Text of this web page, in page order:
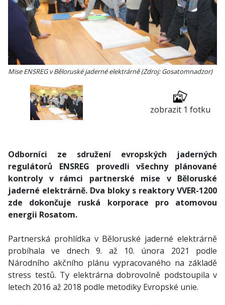
Mise ENSREG v Běloruské jaderné elektrárně (Zdroj: Gosatomnadzor)
zobrazit 1 fotku
Odborníci ze sdružení evropských jaderných
regulátorů ENSREG provedli všechny plánované
kontroly v rámci partnerské mise v Běloruské
jaderné elektrárně. Dva bloky s reaktory VVER-1200
zde dokončuje ruská korporace pro atomovou
energii Rosatom.
Partnerská prohlídka v Běloruské jaderné elektrárně
probíhala ve dnech 9. až 10. února 2021 podle
Národního akčního plánu vypracovaného na základě
stress testů. Ty elektrárna dobrovolně podstoupila v
letech 2016 až 2018 podle metodiky Evropské unie.